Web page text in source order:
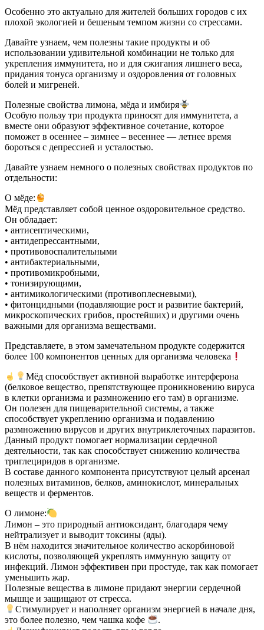
Особенно это актуально для жителей больших городов с их
плохой экологией и бешеным темпом жизни со стрессами.
Давайте узнаем, чем полезны такие продукты и об
использовании удивительной комбинации не только для
укрепления иммунитета, но и для сжигания лишнего веса,
придания тонуса организму и оздоровления от головных
болей и мигреней.
Полезные свойства лимона, мёда и имбиря
Особую пользу три продукта приносят для иммунитета, а
вместе они образуют эффективное сочетание, которое
поможет в осеннее – зимнее – весеннее — летнее время
бороться с депрессией и усталостью.
Давайте узнаем немного о полезных свойствах продуктов по
отдельности:
О мёде:
Мёд представляет собой ценное оздоровительное средство.
Он обладает:
• антисептическими,
• антидепрессантными,
• противовоспалительными
• антибактериальными,
• противомикробными,
• тонизирующими,
• антимикологическими (противоплесневыми),
• фитонцидными (подавляющие рост и развитие бактерий,
микроскопических грибов, простейших) и другими очень
важными для организма веществами.
Представляете, в этом замечательном продукте содержится
более 100 компонентов ценных для организма человека
Мёд способствует активной выработке интерферона
(белковое вещество, препятствующее проникновению вируса
в клетки организма и размножению его там) в организме.
Он полезен для пищеварительной системы, а также
способствует укреплению организма и подавлению
размножению вирусов и других внутриклеточных паразитов.
Данный продукт помогает нормализации сердечной
деятельности, так как способствует снижению количества
триглециридов в организме.
В составе данного компонента присутствуют целый арсенал
полезных витаминов, белков, аминокислот, минеральных
веществ и ферментов.
О лимоне:
Лимон – это природный антиоксидант, благодаря чему
нейтрализует и выводит токсины (яды).
В нём находится значительное количество аскорбиновой
кислоты, позволяющей укреплять иммунную защиту от
инфекций. Лимон эффективен при простуде, так как помогает
уменьшить жар.
Полезные вещества в лимоне придают энергии сердечной
мышце и защищают от стресса.
Стимулирует и наполняет организм энергией в начале дня,
это более полезно, чем чашка кофе
.